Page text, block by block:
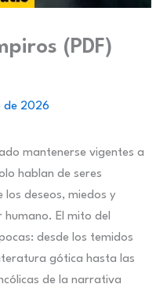
(PDF)
de 2026
mantenerse vigentes a
hablan de seres
deseos, miedos y
El mito del
desde los temidos
gótica hasta las
de la narrativa